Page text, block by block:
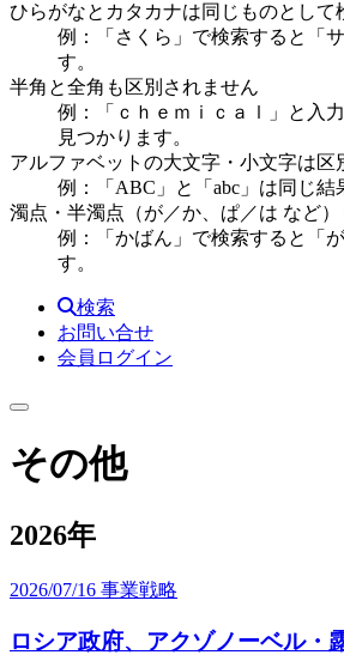
ひらがなとカタカナは同じものとして
例：「さくら」で検索すると「
す。
半角と全角も区別されません
例：「ｃｈｅｍｉｃａｌ」と入
見つかります。
アルファベットの大文字・小文字は区
例：「ABC」と「abc」は同じ結
濁点・半濁点（が／か、ぱ／は など
例：「かばん」で検索すると「
す。
検索
お問い合せ
会員ログイン
その他
2026年
2026/07/16 事業戦略
ロシア政府、アクゾノーベル・